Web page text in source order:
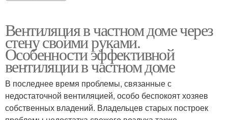
Вентиляция в частном доме через
стену своими руками.
Особенности эффективной
вентиляции в частном доме
В последнее время проблемы, связанные с
недостаточной вентиляцией, особо беспокоят хозяев
собственных владений. Владельцев старых построек